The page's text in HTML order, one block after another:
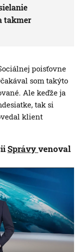
takmer
poisťovne
som takýto
Ale keďže ja
tak si
klient
Správyvenoval